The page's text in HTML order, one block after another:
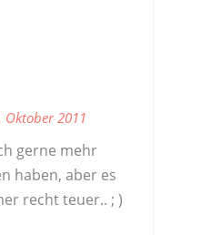
Oktober 2011
gerne mehr
haben, aber es
recht teuer.. ; )